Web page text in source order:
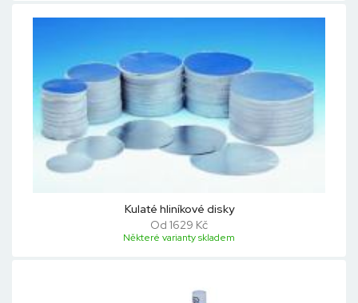
Kulaté hliníkové disky
Od 1629 Kč
Některé varianty skladem